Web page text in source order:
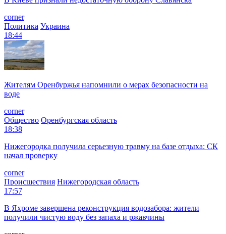
corner
Политика Украина
18:44
Жителям Оренбуржья напомнили о мерах безопасности на
воде
corner
Общество Оренбургская область
18:38
Нижегородка получила серьезную травму на базе отдыха: СК
начал проверку
corner
Происшествия Нижегородская область
17:57
В Яхроме завершена реконструкция водозабора: жители
получили чистую воду без запаха и ржавчины